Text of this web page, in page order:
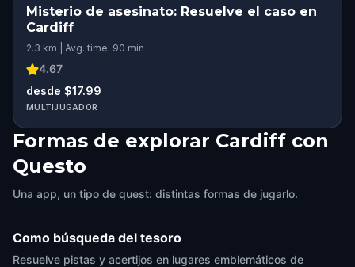
Misterio de asesinato: Resuelve el caso en
Cardiff
2.3 km | Avg. time: 90 min
4.67
desde $17.99
MULTIJUGADOR
Formas de explorar Cardiff con
Questo
Una app, un tipo de quest: distintas formas de jugarlo.
Como búsqueda del tesoro
Resuelve pistas y acertijos en lugares emblemáticos de